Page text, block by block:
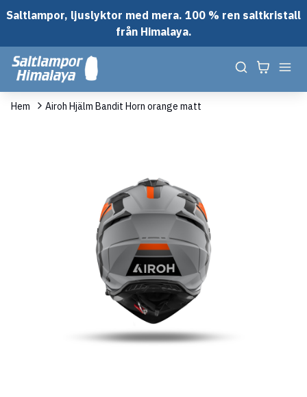
Saltlampor, ljuslyktor med mera. 100 % ren saltkristall
från Himalaya.
Hem Airoh Hjälm Bandit Horn orange matt